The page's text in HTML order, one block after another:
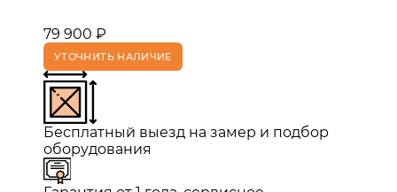
79 900 ₽
УТОЧНИТЬ НАЛИЧИЕ
Бесплатный выезд на замер и подбор
оборудования